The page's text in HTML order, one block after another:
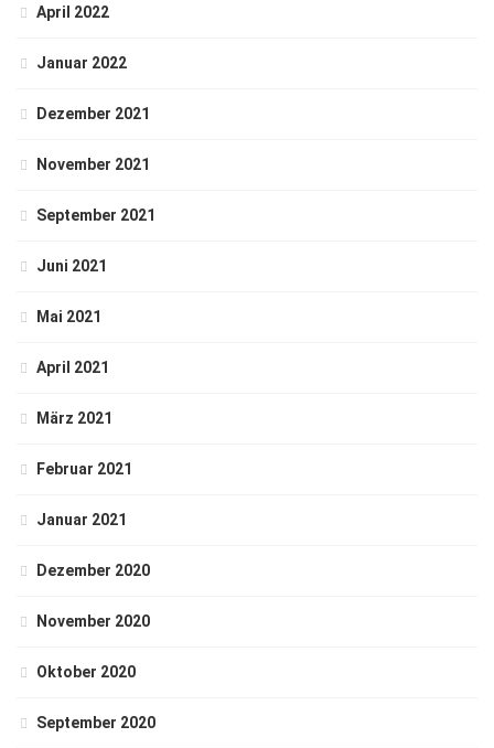
April 2022
Januar 2022
Dezember 2021
November 2021
September 2021
Juni 2021
Mai 2021
April 2021
März 2021
Februar 2021
Januar 2021
Dezember 2020
November 2020
Oktober 2020
September 2020